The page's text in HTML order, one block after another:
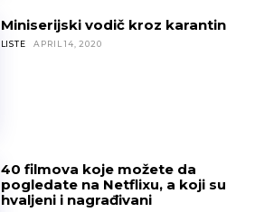
Miniserijski vodič kroz karantin
LISTE APRIL 14, 2020
40 filmova koje možete da
pogledate na Netflixu, a koji su
hvaljeni i nagrađivani